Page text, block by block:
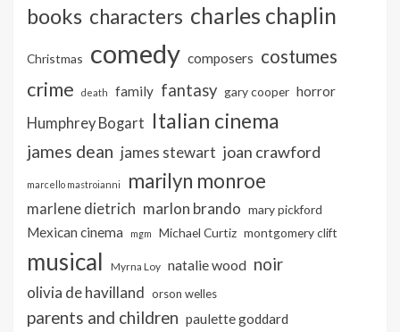
books characters charles chaplin
Christmas comedy composers costumes
crime death family fantasy gary cooper horror
Humphrey Bogart Italian cinema
james dean james stewart joan crawford
marcello mastroianni marilyn monroe
marlene dietrich marlon brando mary pickford
Mexican cinema mgm Michael Curtiz montgomery clift
musical Myrna Loy natalie wood noir
olivia de havilland orson welles
parents and children paulette goddard